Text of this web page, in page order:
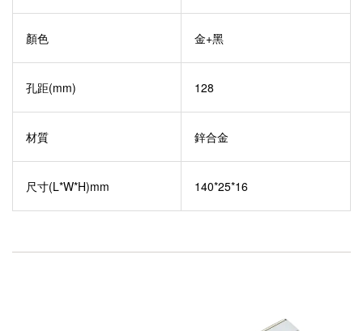
顏色 金+黑
孔距(mm) 128
材質 鋅合金
尺寸(L*W*H)mm 140*25*16